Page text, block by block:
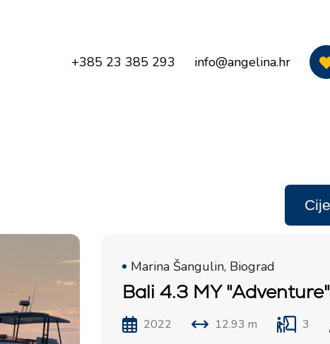
+385 23 385 293 info@angelina.hr
Marina Šangulin, Biograd
Bali 4.3 MY "Adventure"
2022 12.93 m 3